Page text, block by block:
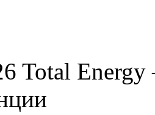
Total